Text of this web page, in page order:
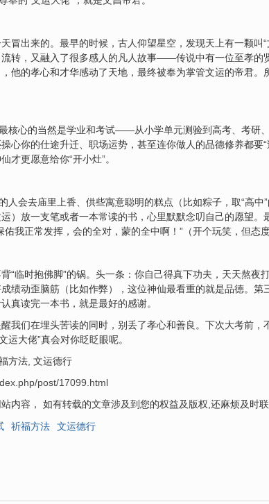
冒出来的。最早的时候，古人仰望星空，发现天上有一颗叫
转，又融入了很多感人的凡人故事——传说中有一位至孝的
他的孝心和才华感动了天地，最终被奉为掌管文运的帝君
核心的当然是学业和考试——从小学单元测验到高考、考研
心你的仕途升迁、职场运势，甚至连你做人的品德修养都要“
才更愿意给你“开小灶”。
人会去庙里上香、供些寓意聪明的糕点（比如粽子，取“高
）放一支笔或者一本常读的书，心里默默念叨自己的愿望
我正常发挥，会的全对，蒙的全中啊！”（开个玩笑，但态
临时抱佛脚”的锅。头一条：你自己得真下功夫，天天熬夜
绩动歪脑筋（比如作弊），这位神仙最看重的就是品德。
真读完一本书，就是最好的感谢。
我们在埋头苦读的同时，别丢了孝心和善良。下次大考前，
运大佬”真会对你眨眨眼呢。
福方法, 文运德行
post/17099.html
内容， 如有转载的文章涉及到您的权益及版权,还麻烦及时
祈福方法 文运德行